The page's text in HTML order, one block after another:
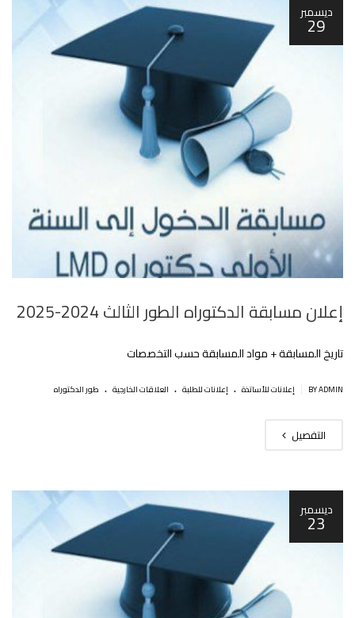
ديسمبر
29
إعلان مسابقة الدكتوراه الطور الثالث 2024-2025
تاريخ المسابقة + مواد المسابقة حسب التخصصات
BY ADMIN إعلانات للأساتذة . إعلانات للطلبة . العلاقات الخارجية . طور الدكتوراه
التفصيل
ديسمبر
23